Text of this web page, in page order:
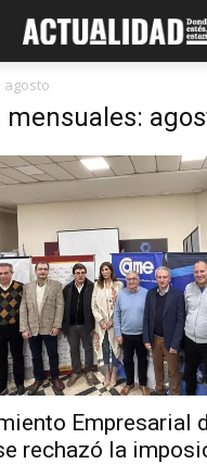
agosto
Empresarial
rechazó la